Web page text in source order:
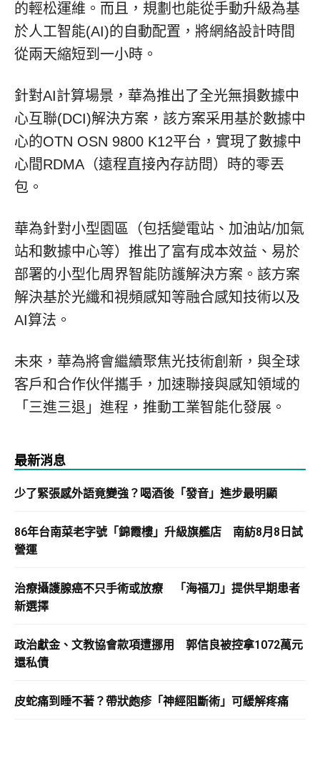
的輕松運維。而且，規劃也能從手動升級為基
於人工智能(AI)的自動配置，將網絡設計時間
從兩天縮短到一小時。
針對AI計算場景，華為推出了全光無損數據中
心互聯(DCI)解決方案，該方案采用基於數據中
心的OTN OSN 9800 K12平台，實現了數據中
心間RDMA（遠程直接內存訪問）時的零丟
包。
華為針對小型園區（包括變電站、加油站/加氣
站和數據中心等）推出了富有成本效益、易於
部署的小型化周界智能防護解決方案。該方案
解決基於光纖和視頻感知等融合感知技術以及
AI算法。
未來，華為將會繼續聚焦光技術創新，與全球
客戶和合作伙伴攜手，加速聯接與感知領域的
「三進三退」進程，推動工業智能化發展。
最新消息
少了緊張感外語竟變強？喝酒後「發音」進步最明顯
86年台南菜老字號「錦霞樓」升級旗艦店 南紡8月8日試
營運
治療攝護腺癌不只手術或放療 「海福刀」提供早期患者
新選擇
政治獻金、文教協會款項遭挪用 郭信良被控拿1072萬元
還私債
皮蛇痛到睡不著？帶狀皰疹「神經阻斷術」可緩解疼痛